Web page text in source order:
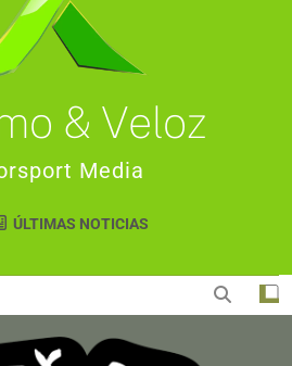
& Veloz
Media
ÚLTIMAS NOTICIAS